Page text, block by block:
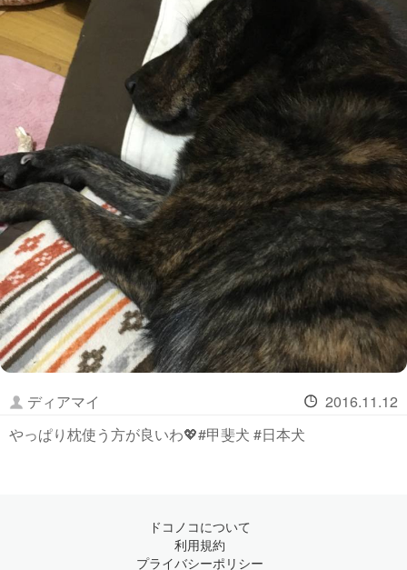
ディアマイ
2016.11.12
やっぱり枕使う方が良いわ💖#甲斐犬 #日本犬
ドコノコについて
利用規約
プライバシーポリシー